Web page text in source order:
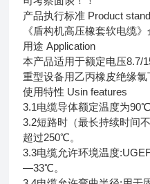
产品执行标准 Product
《盾构机高压橡套软电缆
用途 Application
本产品适用于额定电压8.7/
重型设备用乙丙橡皮绝缘氯
使用特性 Usin features
3.1电缆导体额定温度为90℃
3.2短路时（最长持续时间
超过250℃。
3.3电缆允许环境温度
—33℃。